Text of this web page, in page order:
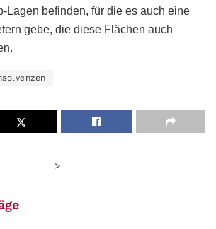
Lagen befinden, für die es auch eine
gebe, die diese Flächen auch
>